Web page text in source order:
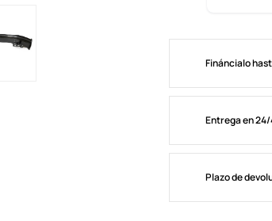
Fináncialo
Entrega en
Plazo de